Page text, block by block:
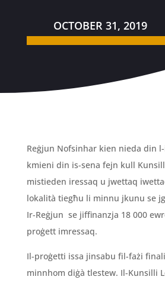
OCTOBER 31, 2019
Reġjun Nofsinhar kien nieda din
kmieni din is-sena fejn kull
mistieden iressaq u jwettaq
lokalità tiegħu li minnu jkunu se
Ir-Reġjun se jiffinanzja 18 000
proġett imressaq.
Il-proġetti issa jinsabu fil-fażi
minnhom diġà tlestew. Il-Kunsilli